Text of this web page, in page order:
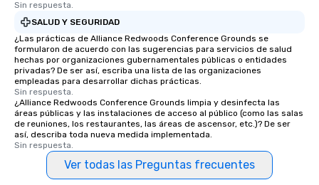
Sin respuesta.
SALUD Y SEGURIDAD
¿Las prácticas de Alliance Redwoods Conference Grounds se
formularon de acuerdo con las sugerencias para servicios de salud
hechas por organizaciones gubernamentales públicas o entidades
privadas? De ser así, escriba una lista de las organizaciones
empleadas para desarrollar dichas prácticas.
Sin respuesta.
¿Alliance Redwoods Conference Grounds limpia y desinfecta las
áreas públicas y las instalaciones de acceso al público (como las salas
de reuniones, los restaurantes, las áreas de ascensor, etc.)? De ser
así, describa toda nueva medida implementada.
Sin respuesta.
Ver todas las Preguntas frecuentes